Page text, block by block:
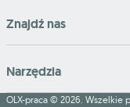
Znajdź nas
Narzędzia
OLX-praca © 2026. Wszelkie